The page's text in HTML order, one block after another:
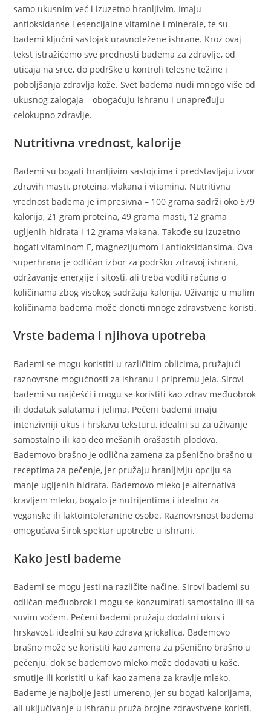
samo ukusnim već i izuzetno hranljivim. Imaju
antioksidanse i esencijalne vitamine i minerale, te su
bademi ključni sastojak uravnotežene ishrane. Kroz ovaj
tekst istražićemo sve prednosti badema za zdravlje, od
uticaja na srce, do podrške u kontroli telesne težine i
poboljšanja zdravlja kože. Svet badema nudi mnogo više od
ukusnog zalogaja – obogaćuju ishranu i unapređuju
celokupno zdravlje.
Nutritivna vrednost, kalorije
Bademi su bogati hranljivim sastojcima i predstavljaju izvor
zdravih masti, proteina, vlakana i vitamina. Nutritivna
vrednost badema je impresivna – 100 grama sadrži oko 579
kalorija, 21 gram proteina, 49 grama masti, 12 grama
ugljenih hidrata i 12 grama vlakana. Takođe su izuzetno
bogati vitaminom E, magnezijumom i antioksidansima. Ova
superhrana je odličan izbor za podršku zdravoj ishrani,
održavanje energije i sitosti, ali treba voditi računa o
količinama zbog visokog sadržaja kalorija. Uživanje u malim
količinama badema može doneti mnoge zdravstvene koristi.
Vrste badema i njihova upotreba
Bademi se mogu koristiti u različitim oblicima, pružajući
raznovrsne mogućnosti za ishranu i pripremu jela. Sirovi
bademi su najčešći i mogu se koristiti kao zdrav međuobrok
ili dodatak salatama i jelima. Pečeni bademi imaju
intenzivniji ukus i hrskavu teksturu, idealni su za uživanje
samostalno ili kao deo mešanih orašastih plodova.
Bademovo brašno je odlična zamena za pšenično brašno u
receptima za pečenje, jer pružaju hranljiviju opciju sa
manje ugljenih hidrata. Bademovo mleko je alternativa
kravljem mleku, bogato je nutrijentima i idealno za
veganske ili laktointolerantne osobe. Raznovrsnost badema
omogućava širok spektar upotrebe u ishrani.
Kako jesti bademe
Bademi se mogu jesti na različite načine. Sirovi bademi su
odličan međuobrok i mogu se konzumirati samostalno ili sa
suvim voćem. Pečeni bademi pružaju dodatni ukus i
hrskavost, idealni su kao zdrava grickalica. Bademovo
brašno može se koristiti kao zamena za pšenično brašno u
pečenju, dok se bademovo mleko može dodavati u kaše,
smutije ili koristiti u kafi kao zamena za kravlje mleko.
Bademe je najbolje jesti umereno, jer su bogati kalorijama,
ali uključivanje u ishranu pruža brojne zdravstvene koristi.